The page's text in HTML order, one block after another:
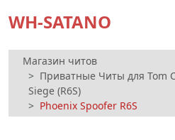
WH-SATANO
Магазин читов
Приватные Читы для Tom
Siege (R6S)
Phoenix Spoofer R6S